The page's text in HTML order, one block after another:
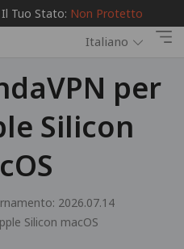
Il Tuo Stato: Non Protetto
Italiano
per
Silicon
2026.07.14
Silicon macOS